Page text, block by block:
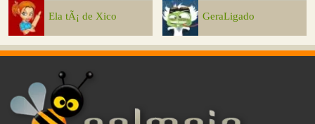
Ela tÃ¡ de Xico GeraLigado